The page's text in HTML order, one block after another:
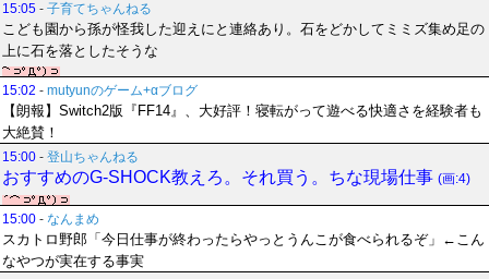
15:05 - 子育てちゃんねる
こども園から孫が怪我した迎えにと連絡あり。石をどかしてミミズ集め足の
上に石を落としたそうな
15:02 - mutyunのゲーム+αブログ
【朗報】Switch2版『FF14』、大好評！寝転がって遊べる快適さを経験者も
大絶賛！
15:00 - 登山ちゃんねる
おすすめのG-SHOCK教えろ。それ買う。ちな現場仕事 (画:4)
15:00 - なんまめ
スカトロ野郎「今日仕事が終わったらやっとうんこが食べられるぞ」←こん
なやつが実在する事実